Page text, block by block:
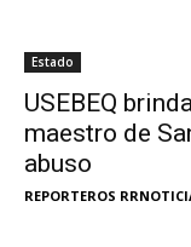
Estado
USEBEQ
maestro de
abuso
REPORTEROS